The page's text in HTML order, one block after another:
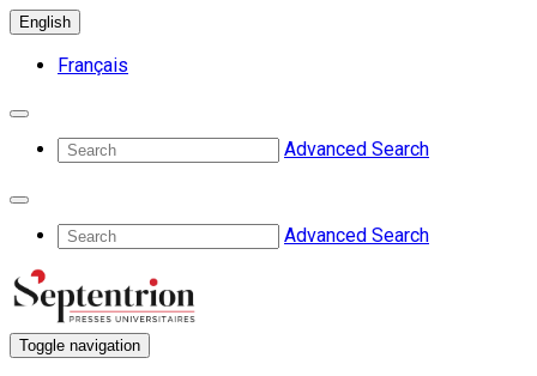
English
Français
Advanced Search
Advanced Search
Toggle navigation